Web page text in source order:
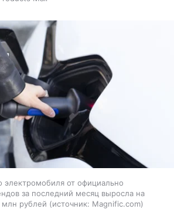
электромобиля от официально
за последний месяц выросла на
млн рублей
источник: Magnific.com